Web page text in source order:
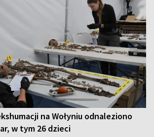
na Wołyniu odnaleziono
w tym 26 dzieci